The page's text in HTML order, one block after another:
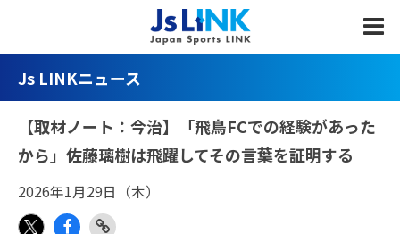
Js LINKニュース
【取材ノート：今治】「飛鳥FCでの経験があった
から」佐藤璃樹は飛躍してその言葉を証明する
2026年1月29日（木）